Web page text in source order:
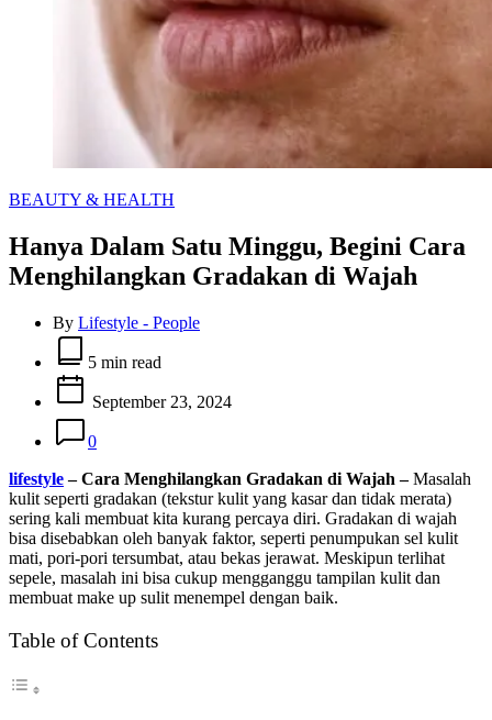
Categories
BEAUTY & HEALTH
Hanya Dalam Satu Minggu, Begini Cara
Menghilangkan Gradakan di Wajah
By Lifestyle - People
Estimated
read
time
5 min read
September 23, 2024
0
lifestyle– Cara Menghilangkan Gradakan di Wajah –Masalah
kulit seperti gradakan (tekstur kulit yang kasar dan tidak merata)
sering kali membuat kita kurang percaya diri. Gradakan di wajah
bisa disebabkan oleh banyak faktor, seperti penumpukan sel kulit
mati, pori-pori tersumbat, atau bekas jerawat. Meskipun terlihat
sepele, masalah ini bisa cukup mengganggu tampilan kulit dan
membuat make up sulit menempel dengan baik.
Table of Contents